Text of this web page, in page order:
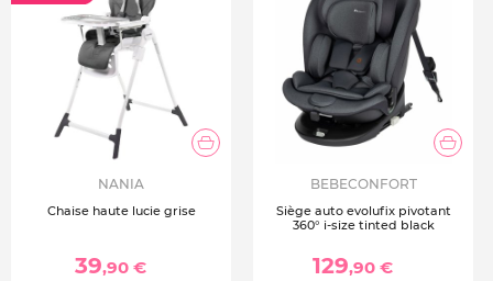
NANIA
Chaise haute lucie grise
39,90 €
BEBECONFORT
Siège auto evolufix pivotant
360° i-size tinted black
129,90 €